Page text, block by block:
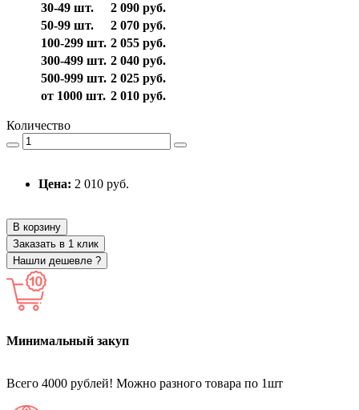
30-49 шт.
2 090 руб.
50-99 шт.
2 070 руб.
100-299 шт. 2 055 руб.
300-499 шт. 2 040 руб.
500-999 шт. 2 025 руб.
от 1000 шт. 2 010 руб.
Количество
Цена: 2 010 руб.
В корзину
Заказать в 1 клик
Нашли дешевле ?
Минимальный закуп
Всего 4000 рублей! Можно разного товара по 1шт